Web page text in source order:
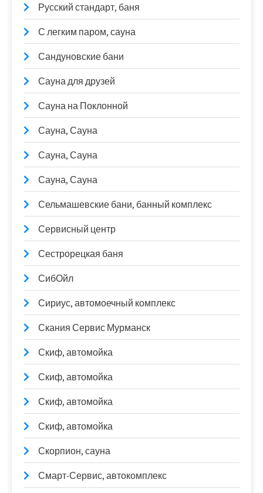
Русский стандарт, баня
С легким паром, сауна
Сандуновские бани
Сауна для друзей
Сауна на Поклонной
Сауна, Сауна
Сауна, Сауна
Сауна, Сауна
Сельмашевские бани, банный комплекс
Сервисный центр
Сестрорецкая баня
СибОйл
Сириус, автомоечный комплекс
Скания Сервис Мурманск
Скиф, автомойка
Скиф, автомойка
Скиф, автомойка
Скиф, автомойка
Скорпион, сауна
Смарт-Сервис, автокомплекс